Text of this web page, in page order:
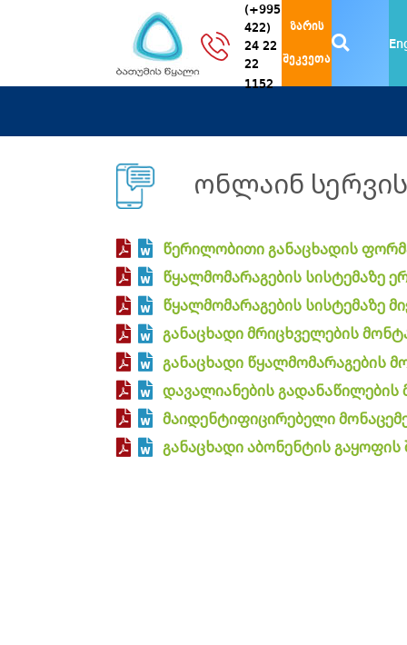
(+995
422)
24 22
22
1152
ზარის
შეკვეთა
ონლაინ
წერილობითი განაცხადის
წყალმომარაგების სისტემაზე
წყალმომარაგების სისტემაზე
განაცხადი მრიცხველების
განაცხადი წყალმომარაგების
დავალიანების გადანაწილების
მაიდენტიფიცირებელი
განაცხადი აბონენტის გაყოფის